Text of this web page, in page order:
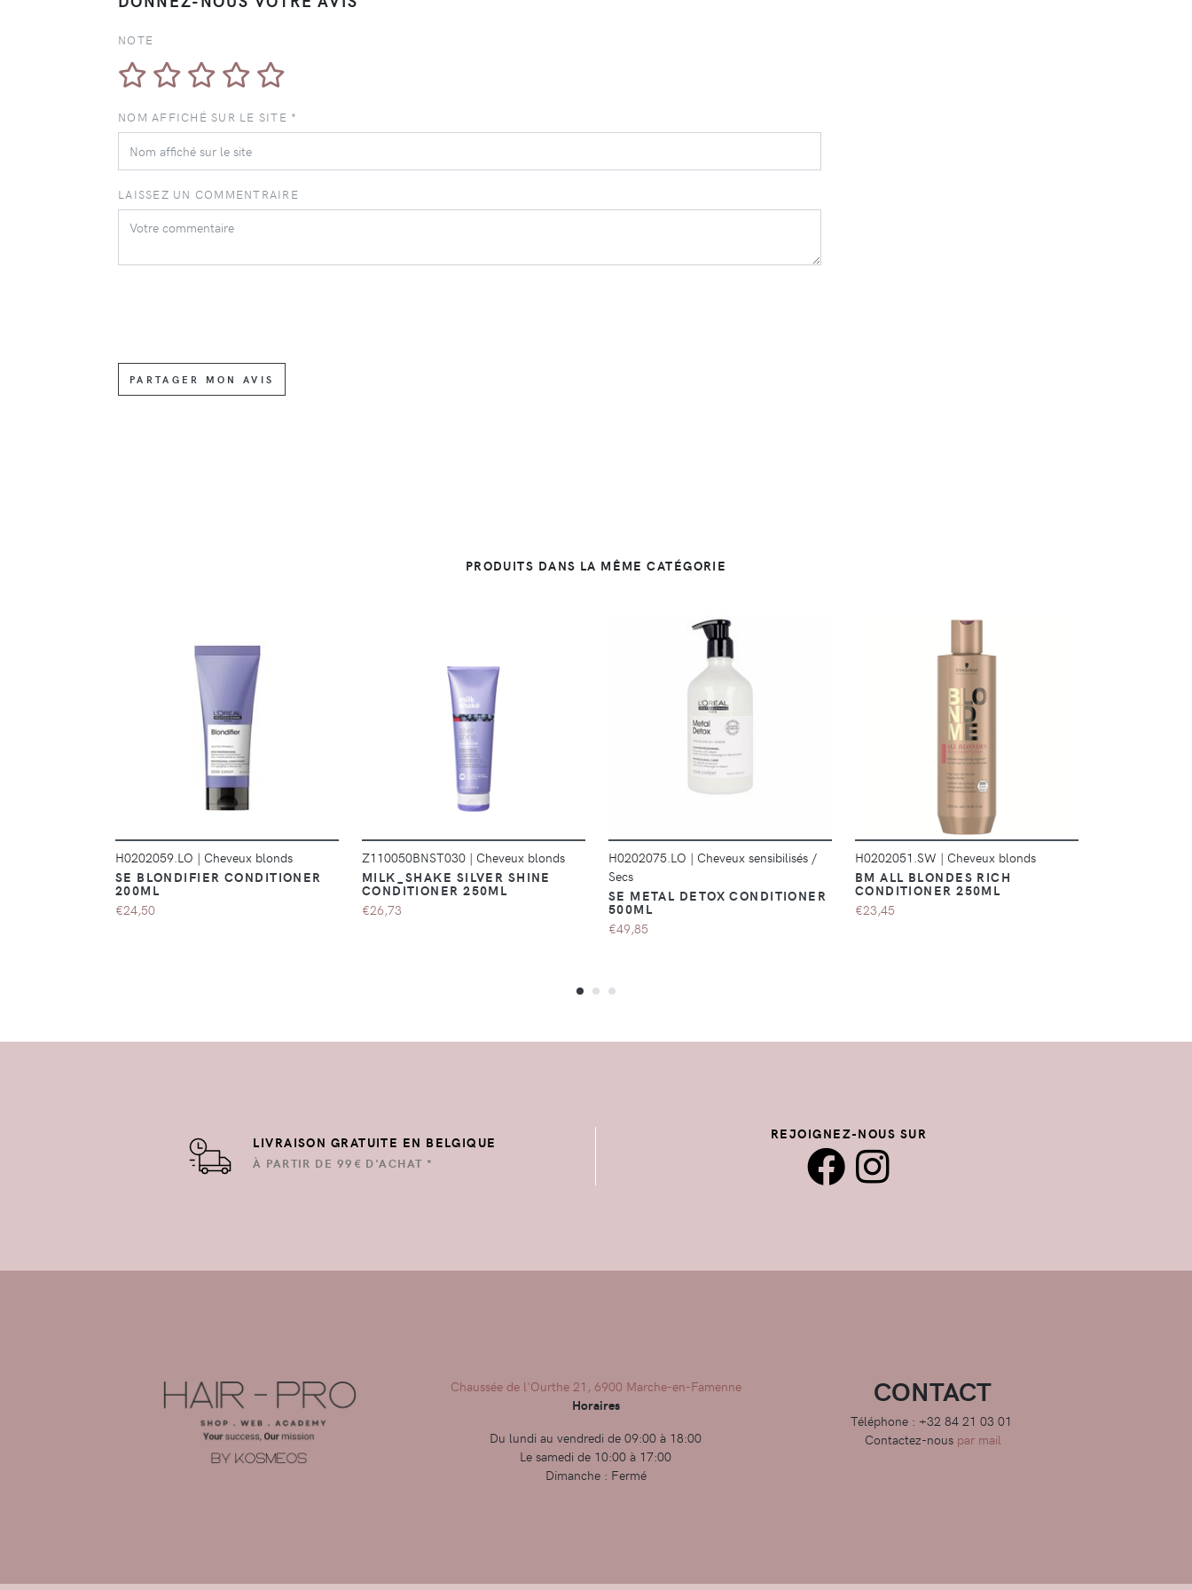
NOTE
NOM AFFICHÉ SUR LE SITE *
LAISSEZ UN COMMENTRAIRE
PARTAGER MON AVIS
PRODUITS DANS LA MÊME CATÉGORIE
DÉTAILS
H0202059.LO | Cheveux blonds
SE BLONDIFIER CONDITIONER
200ML
€24,50
DÉTAILS
Z110050BNST030 | Cheveux blonds
MILK_SHAKE SILVER SHINE
CONDITIONER 250ML
€26,73
DÉTAILS
H0202075.LO | Cheveux sensibilisés /
Secs
SE METAL DETOX CONDITIONER
500ML
€49,85
DÉTAILS
H0202051.SW | Cheveux blonds
BM ALL BLONDES RICH
CONDITIONER 250ML
€23,45
LIVRAISON GRATUITE EN BELGIQUE
À PARTIR DE 99€ D'ACHAT *
REJOIGNEZ-NOUS SUR
Chaussée de l'Ourthe 21, 6900 Marche-en-Famenne
Horaires
Du lundi au vendredi de 09:00 à 18:00
Le samedi de 10:00 à 17:00
Dimanche : Fermé
CONTACT
Téléphone : +32 84 21 03 01
Contactez-nous par mail